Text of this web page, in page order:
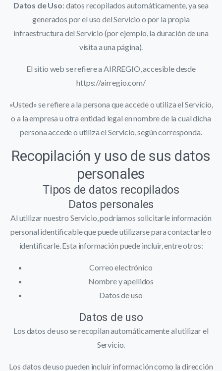
Datos de Uso: datos recopilados automáticamente, ya sea
generados por el uso del Servicio o por la propia
infraestructura del Servicio (por ejemplo, la duración de una
visita a una página).
El sitio web se refiere a AIRREGIO, accesible desde
https://airregio.com/
«Usted» se refiere a la persona que accede o utiliza el Servicio,
o a la empresa u otra entidad legal en nombre de la cual dicha
persona accede o utiliza el Servicio, según corresponda.
Recopilación y uso de sus datos
personales
Tipos de datos recopilados
Datos personales
Al utilizar nuestro Servicio, podríamos solicitarle información
personal identificable que puede utilizarse para contactarle o
identificarle. Esta información puede incluir, entre otros:
Correo electrónico
Nombre y apellidos
Datos de uso
Datos de uso
Los datos de uso se recopilan automáticamente al utilizar el
Servicio.
Los datos de uso pueden incluir información como la dirección